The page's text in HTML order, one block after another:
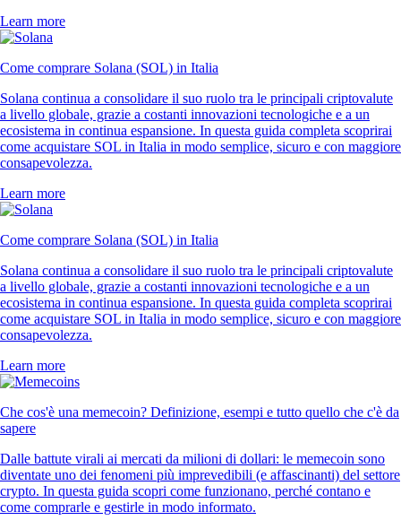
Learn more
Come comprare Solana (SOL) in Italia
Solana continua a consolidare il suo ruolo tra le principali criptovalute
a livello globale, grazie a costanti innovazioni tecnologiche e a un
ecosistema in continua espansione. In questa guida completa scoprirai
come acquistare SOL in Italia in modo semplice, sicuro e con maggiore
consapevolezza.
Learn more
Come comprare Solana (SOL) in Italia
Solana continua a consolidare il suo ruolo tra le principali criptovalute
a livello globale, grazie a costanti innovazioni tecnologiche e a un
ecosistema in continua espansione. In questa guida completa scoprirai
come acquistare SOL in Italia in modo semplice, sicuro e con maggiore
consapevolezza.
Learn more
Che cos'è una memecoin? Definizione, esempi e tutto quello che c'è da
sapere
Dalle battute virali ai mercati da milioni di dollari: le memecoin sono
diventate uno dei fenomeni più imprevedibili (e affascinanti) del settore
crypto. In questa guida scopri come funzionano, perché contano e
come comprarle e gestirle in modo informato.